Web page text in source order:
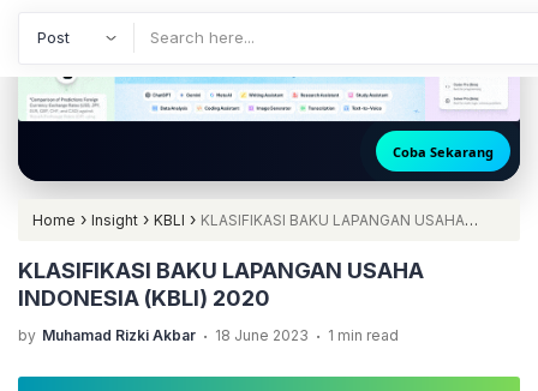
🚀 Akses
Coba Sekarang
Home › Insight › KBLI › KLASIFIKASI BAKU LAPANGAN USAHA
INDONESIA (KBLI) 2020
KLASIFIKASI BAKU LAPANGAN USAHA
INDONESIA (KBLI) 2020
by Muhamad Rizki Akbar . 18 June 2023 . 1 min read